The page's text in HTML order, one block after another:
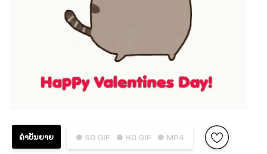
● SD GIF ● HD GIF ● MP4
ຄຳບັນຍາຍ